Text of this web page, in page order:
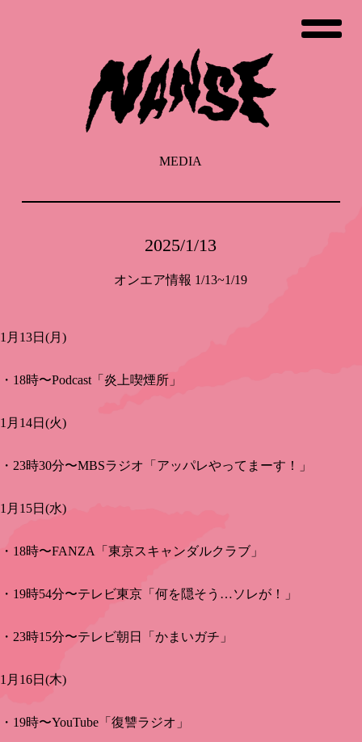
MEDIA
2025/1/13
オンエア情報 1/13~1/19
1月13日(月)
・18時〜Podcast「炎上喫煙所」
1月14日(火)
・23時30分〜MBSラジオ「アッパレやってまーす！」
1月15日(水)
・18時〜FANZA「東京スキャンダルクラブ」
・19時54分〜テレビ東京「何を隠そう…ソレが！」
・23時15分〜テレビ朝日「かまいガチ」
1月16日(木)
・19時〜YouTube「復讐ラジオ」